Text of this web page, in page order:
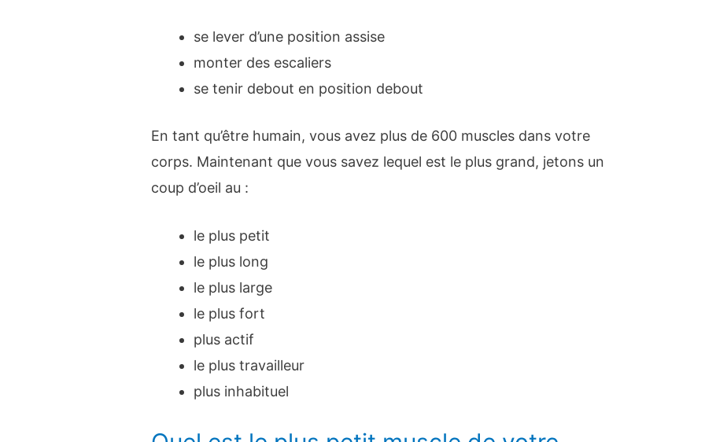
se lever d’une position assise
monter des escaliers
se tenir debout en position debout
En tant qu’être humain, vous avez plus de 600 muscles dans votre
corps. Maintenant que vous savez lequel est le plus grand, jetons un
coup d’oeil au :
le plus petit
le plus long
le plus large
le plus fort
plus actif
le plus travailleur
plus inhabituel